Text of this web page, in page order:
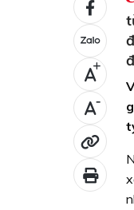
+
-